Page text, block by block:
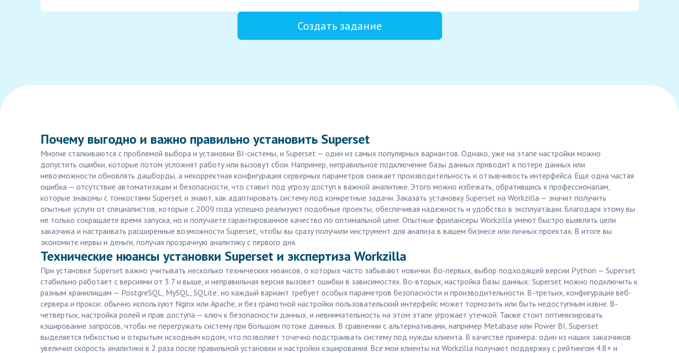
Создать задание
Почему выгодно и важно правильно установить Superset
Многие сталкиваются с проблемой выбора и установки BI-системы, и Superset — один из самых популярных вариантов. Однако, уже на этапе настройки можно
допустить ошибки, которые потом усложнят работу или вызовут сбои. Например, неправильное подключение базы данных приводит к потере данных или
невозможности обновлять дашборды, а некорректная конфигурация серверных параметров снижает производительность и отзывчивость интерфейса. Еще одна частая
ошибка — отсутствие автоматизации и безопасности, что ставит под угрозу доступ к важной аналитике. Этого можно избежать, обратившись к профессионалам,
которые знакомы с тонкостями Superset и знают, как адаптировать систему под конкретные задачи. Заказать установку Superset на Workzilla — значит получить
опытные услуги от специалистов, которые с 2009 года успешно реализуют подобные проекты, обеспечивая надежность и удобство в эксплуатации. Благодаря этому вы
не только сокращаете время запуска, но и получаете гарантированное качество по оптимальной цене. Опытные фрилансеры Workzilla умеют быстро выявлять цели
заказчика и настраивать расширенные возможности Superset, чтобы вы сразу получили инструмент для анализа в вашем бизнесе или личных проектах. В итоге вы
экономите нервы и деньги, получая прозрачную аналитику с первого дня.
Технические нюансы установки Superset и экспертиза Workzilla
При установке Superset важно учитывать несколько технических нюансов, о которых часто забывают новички. Во-первых, выбор подходящей версии Python — Superset
стабильно работает с версиями от 3.7 и выше, и неправильная версия вызовет ошибки в зависимостях. Во-вторых, настройка базы данных: Superset можно подключить к
разным хранилищам — PostgreSQL, MySQL, SQLite; но каждый вариант требует особых параметров безопасности и производительности. В-третьих, конфигурация веб-
сервера и прокси: обычно используют Nginx или Apache, и без грамотной настройки пользовательский интерфейс может тормозить или быть недоступным извне. В-
четвертых, настройка ролей и прав доступа — ключ к безопасности данных, и невнимательность на этом этапе угрожает утечкой. Также стоит оптимизировать
кэширование запросов, чтобы не перегружать систему при большом потоке данных. В сравнении с альтернативами, например Metabase или Power BI, Superset
выделяется гибкостью и открытым исходным кодом, что позволяет точечно подстраивать систему под нужды клиента. В качестве примера: один из наших заказчиков
увеличил скорость аналитики в 2 раза после правильной установки и настройки кэширования. Все мои клиенты на Workzilla получают поддержку с рейтингом 4.8+ и